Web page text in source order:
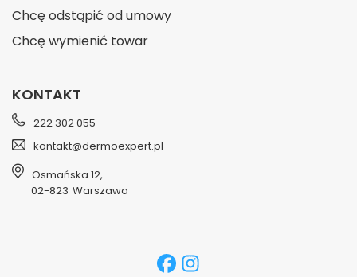
Chcę odstąpić od umowy
Chcę wymienić towar
KONTAKT
222 302 055
kontakt@dermoexpert.pl
Osmańska 12,
02-823 Warszawa